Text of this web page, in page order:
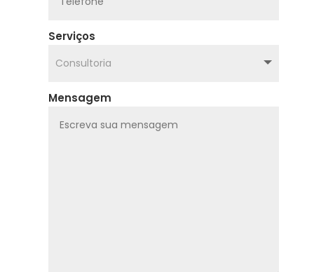
Serviços
Mensagem